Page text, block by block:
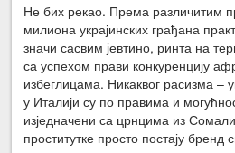
Не бих рекао. Према различитим
милиона украјинских грађана
значи сасвим јевтино, ринта на
са успехом прави конкуренцију
избеглицама. Никаквог расизма –
у Италији су по правима и
изједначени са црнцима из
проститутке просто постају бренд